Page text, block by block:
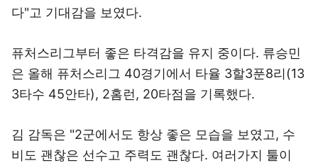
다"고 기대감을 보였다.
퓨처스리그부터 좋은 타격감을 유지 중이다. 류승민
은 올해 퓨처스리그 40경기에서 타율 3할3푼8리(13
3타수 45안타), 2홈런, 20타점을 기록했다.
김 감독은 "2군에서도 항상 좋은 모습을 보였고, 수
비도 괜찮은 선수고 주력도 괜찮다. 여러가지 툴이